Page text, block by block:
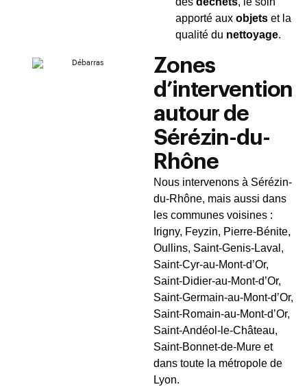
apporté aux objets et la
qualité du nettoyage.
Zones
d’intervention
autour de
Sérézin-du-
Rhône
Nous intervenons à Sérézin-
du-Rhône, mais aussi dans
les communes voisines :
Irigny, Feyzin, Pierre-Bénite,
Oullins, Saint-Genis-Laval,
Saint-Cyr-au-Mont-d’Or,
Saint-Didier-au-Mont-d’Or,
Saint-Germain-au-Mont-d’Or,
Saint-Romain-au-Mont-d’Or,
Saint-Andéol-le-Château,
Saint-Bonnet-de-Mure et
dans toute la métropole de
Lyon.